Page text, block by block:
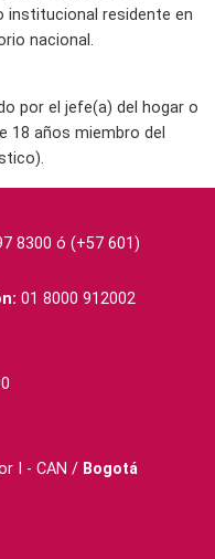
institucional residente en
nacional.
por el jefe(a) del hogar o
18 años miembro del
8300 ó (+57 601)
01 8000 912002
I - CAN / Bogotá